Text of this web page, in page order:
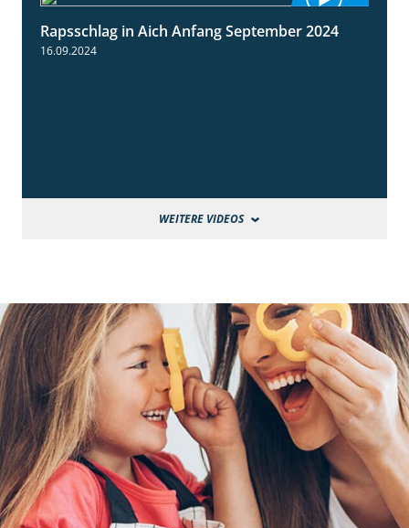
1:50
Rapsschlag in Aich Anfang September 2024
16.09.2024
WEITERE VIDEOS